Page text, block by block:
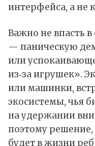
интерфейса, а не
Важно не впасть
— паническую
или
из‑за игрушек».
или машинки,
экосистемы, чья
на удержании
поэтому решение,
будет в жизни